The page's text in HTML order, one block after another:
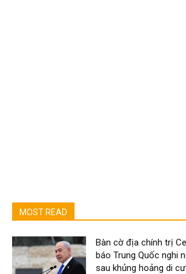
MOST READ
Bàn cờ địa chính trị
báo Trung Quốc nghi
sau khủng hoảng di